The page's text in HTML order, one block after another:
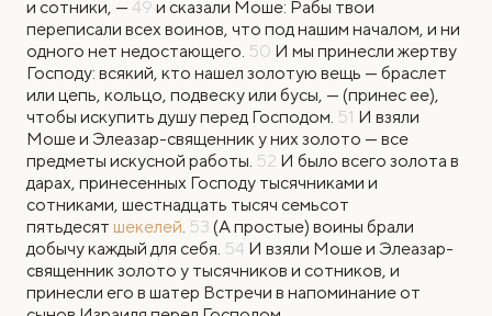
и сотники, — 49 и сказали Моше: Рабы твои
переписали всех воинов, что под нашим началом, и ни
одного нет недостающего. 50 И мы принесли жертву
Господу: всякий, кто нашел золотую вещь — браслет
или цепь, кольцо, подвеску или бусы, — (принес ее),
чтобы искупить душу перед Господом. 51 И взяли
Моше и Элеазар-священник у них золото — все
предметы искусной работы. 52 И было всего золота в
дарах, принесенных Господу тысячниками и
сотниками, шестнадцать тысяч семьсот
пятьдесят шекелей. 53 (А простые) воины брали
добычу каждый для себя. 54 И взяли Моше и Элеазар-
священник золото у тысячников и сотников, и
принесли его в шатер Встречи в напоминание от